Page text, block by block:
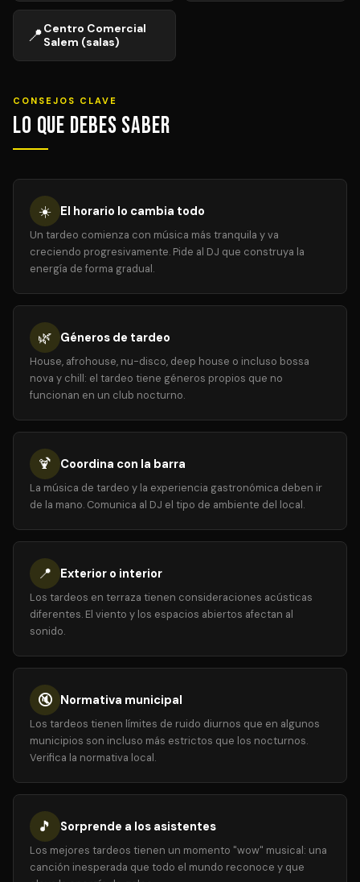
📍Centro Comercial
Salem (salas)
CONSEJOS CLAVE
Lo que debes saber
☀️ El horario lo cambia todo
Un tardeo comienza con música más tranquila y va
creciendo progresivamente. Pide al DJ que construya la
energía de forma gradual.
🌿 Géneros de tardeo
House, afrohouse, nu-disco, deep house o incluso bossa
nova y chill: el tardeo tiene géneros propios que no
funcionan en un club nocturno.
🍹 Coordina con la barra
La música de tardeo y la experiencia gastronómica deben ir
de la mano. Comunica al DJ el tipo de ambiente del local.
📍 Exterior o interior
Los tardeos en terraza tienen consideraciones acústicas
diferentes. El viento y los espacios abiertos afectan al
sonido.
🔇 Normativa municipal
Los tardeos tienen límites de ruido diurnos que en algunos
municipios son incluso más estrictos que los nocturnos.
Verifica la normativa local.
🎵 Sorprende a los asistentes
Los mejores tardeos tienen un momento "wow" musical: una
canción inesperada que todo el mundo reconoce y que